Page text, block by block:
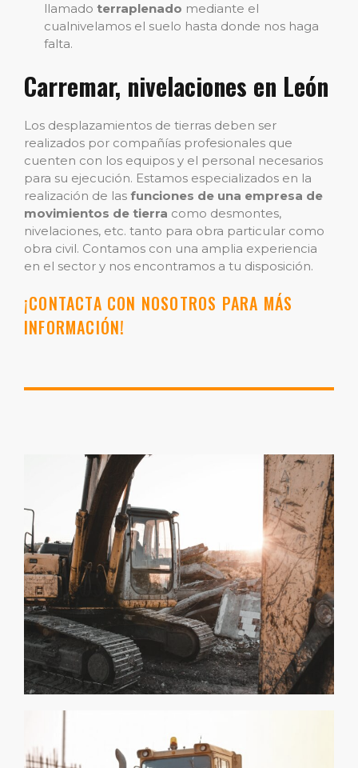
llamado terraplenado mediante el
cualnivelamos el suelo hasta donde nos haga
falta.
Carremar, nivelaciones en León
Los desplazamientos de tierras deben ser
realizados por compañías profesionales que
cuenten con los equipos y el personal necesarios
para su ejecución. Estamos especializados en la
realización de las funciones de una empresa de
movimientos de tierra como desmontes,
nivelaciones, etc. tanto para obra particular como
obra civil. Contamos con una amplia experiencia
en el sector y nos encontramos a tu disposición.
¡CONTACTA CON NOSOTROS PARA MÁS
INFORMACIÓN!